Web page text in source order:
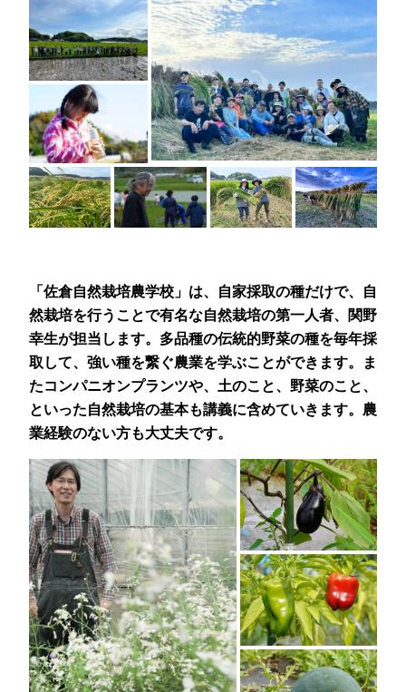
「佐倉自然栽培農学校」は、自家採取の種だけで、自
然栽培を行うことで有名な自然栽培の第一人者、関野
幸生が担当します。多品種の伝統的野菜の種を毎年採
取して、強い種を繋ぐ農業を学ぶことができます。ま
たコンパニオンプランツや、土のこと、野菜のこと、
といった自然栽培の基本も講義に含めていきます。農
業経験のない方も大丈夫です。